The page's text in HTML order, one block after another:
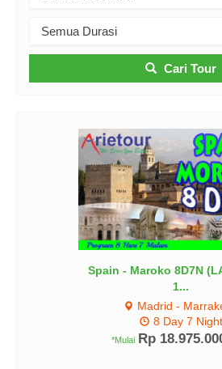
Cari Tour
Spain - Maroko 8D7N
1...
Madrid -
8 Day 7 Night
*Mulai Rp 18.975.000